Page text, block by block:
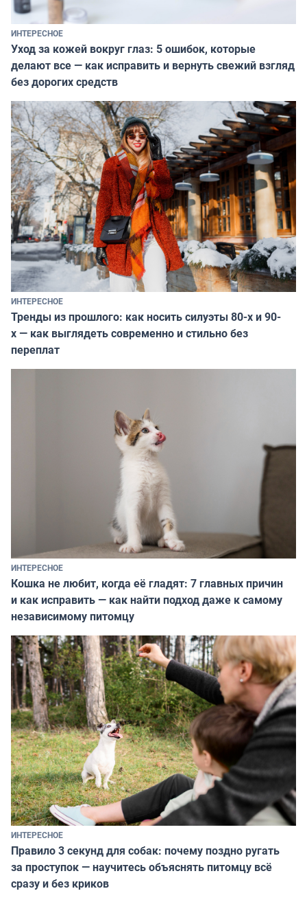
ИНТЕРЕСНОЕ
Уход за кожей вокруг глаз: 5 ошибок, которые
делают все — как исправить и вернуть свежий взгляд
без дорогих средств
ИНТЕРЕСНОЕ
Тренды из прошлого: как носить силуэты 80-х и 90-
х — как выглядеть современно и стильно без
переплат
ИНТЕРЕСНОЕ
Кошка не любит, когда её гладят: 7 главных причин
и как исправить — как найти подход даже к самому
независимому питомцу
ИНТЕРЕСНОЕ
Правило 3 секунд для собак: почему поздно ругать
за проступок — научитесь объяснять питомцу всё
сразу и без криков